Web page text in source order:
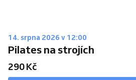
14. srpna 2026 v 12:00
Pilates na strojích
290 Kč